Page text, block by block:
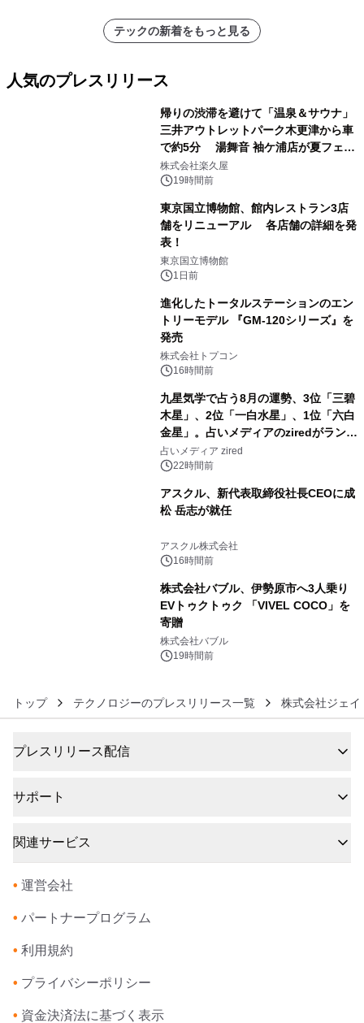
テックの新着をもっと見る
人気のプレスリリース
帰りの渋滞を避けて「温泉＆サウナ」
三井アウトレットパーク木更津から車
で約5分 湯舞音 袖ケ浦店が夏フェア
メニューを提供
株式会社楽久屋
19時間前
東京国立博物館、館内レストラン3店
舗をリニューアル 各店舗の詳細を発
表！
東京国立博物館
1日前
進化したトータルステーションのエン
トリーモデル 『GM-120シリーズ』を
発売
株式会社トプコン
16時間前
九星気学で占う8月の運勢、3位「三碧
木星」、2位「一白水星」、1位「六白
金星」。占いメディアのziredがランキ
ングを発表
占いメディア zired
22時間前
アスクル、新代表取締役社長CEOに成
松 岳志が就任
アスクル株式会社
16時間前
株式会社バブル、伊勢原市へ3人乗り
EVトゥクトゥク 「VIVEL COCO」を
寄贈
株式会社バブル
19時間前
トップ テクノロジーのプレスリリース一覧 株式会社ジェ
プレスリリース配信
サポート
関連サービス
• 運営会社
• パートナープログラム
• 利用規約
• プライバシーポリシー
• 資金決済法に基づく表示